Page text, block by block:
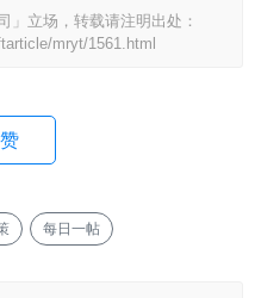
」立场，转载请注明出处：
mryt/1561.html
赞
每日一帖